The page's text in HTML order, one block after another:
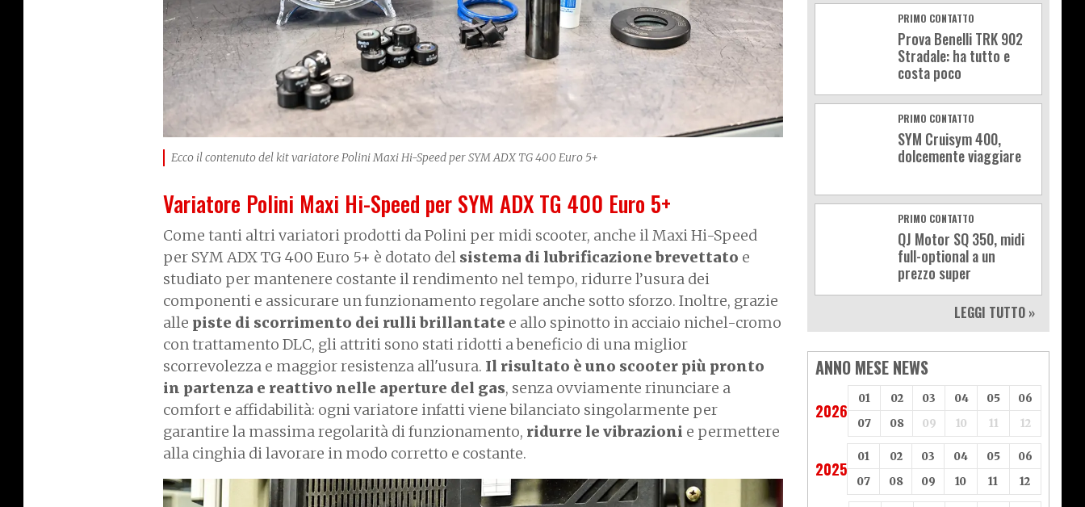
Ecco il contenuto del kit variatore Polini Maxi Hi-Speed per SYM ADX TG 400 Euro 5+
Variatore Polini Maxi Hi-Speed per SYM ADX TG 400 Euro 5+
Come tanti altri variatori prodotti da Polini per midi scooter, anche il Maxi Hi-Speed
per SYM ADX TG 400 Euro 5+ è dotato del sistema di lubrificazione brevettato e
studiato per mantenere costante il rendimento nel tempo, ridurre l’usura dei
componenti e assicurare un funzionamento regolare anche sotto sforzo. Inoltre, grazie
alle piste di scorrimento dei rulli brillantate e allo spinotto in acciaio nichel-cromo
con trattamento DLC, gli attriti sono stati ridotti a beneficio di una miglior
scorrevolezza e maggior resistenza all'usura. Il risultato è uno scooter più pronto
in partenza e reattivo nelle aperture del gas, senza ovviamente rinunciare a
comfort e affidabilità: ogni variatore infatti viene bilanciato singolarmente per
garantire la massima regolarità di funzionamento, ridurre le vibrazioni e permettere
alla cinghia di lavorare in modo corretto e costante.
PRIMO CONTATTO
Prova Benelli TRK 902
Stradale: ha tutto e
costa poco
PRIMO CONTATTO
SYM Cruisym 400,
dolcemente viaggiare
PRIMO CONTATTO
QJ Motor SQ 350, midi
full-optional a un
prezzo super
LEGGI TUTTO »
ANNO MESE NEWS
2026
01 02 03 04 05
06
07
08 09 10 11 12
2025
01 02 03 04 05
06
07
08 09 10 11 12